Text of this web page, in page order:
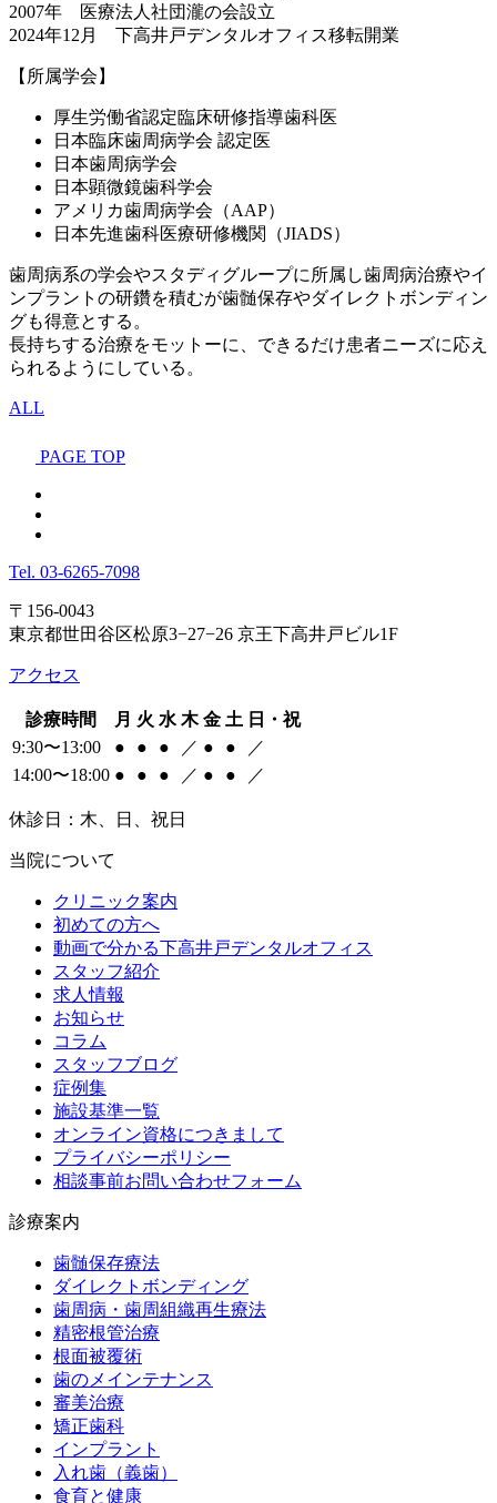
2007年 医療法人社団瀧の会設立
2024年12月 下高井戸デンタルオフィス移転開業
【所属学会】
厚生労働省認定臨床研修指導歯科医
日本臨床歯周病学会 認定医
日本歯周病学会
日本顕微鏡歯科学会
アメリカ歯周病学会（AAP）
日本先進歯科医療研修機関（JIADS）
歯周病系の学会やスタディグループに所属し歯周病治療やイ
ンプラントの研鑽を積むが歯髄保存やダイレクトボンディン
グも得意とする。
長持ちする治療をモットーに、できるだけ患者ニーズに応え
られるようにしている。
ALL
PAGE TOP
Tel. 03-6265-7098
〒156-0043
東京都世田谷区松原3−27−26 京王下高井戸ビル1F
アクセス
診療時間 月 火 水 木 金 土 日・祝
9:30〜13:00
● ● ● ／ ● ●
／
14:00〜18:00 ● ● ● ／ ● ● ／
休診日：木、日、祝日
当院について
クリニック案内
初めての方へ
動画で分かる下高井戸デンタルオフィス
スタッフ紹介
求人情報
お知らせ
コラム
スタッフブログ
症例集
施設基準一覧
オンライン資格につきまして
プライバシーポリシー
相談事前お問い合わせフォーム
診療案内
歯髄保存療法
ダイレクトボンディング
歯周病・歯周組織再生療法
精密根管治療
根面被覆術
歯のメインテナンス
審美治療
矯正歯科
インプラント
入れ歯（義歯）
食育と健康